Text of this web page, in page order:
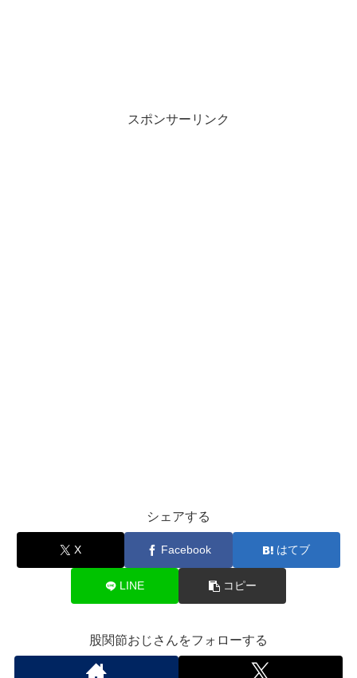
スポンサーリンク
シェアする
X Facebook はてブ
LINE コピー
股関節おじさんをフォローする